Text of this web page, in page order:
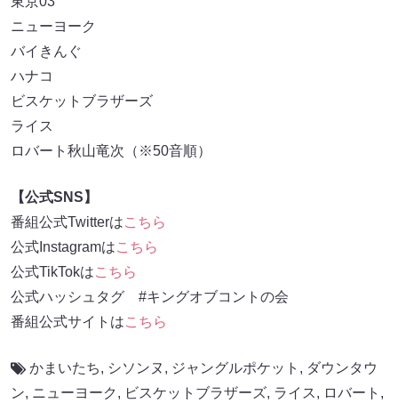
ニューヨーク
バイきんぐ
ハナコ
ビスケットブラザーズ
ライス
ロバート秋山竜次（※50音順）
【公式SNS】
番組公式Twitterはこちら
公式Instagramはこちら
公式TikTokはこちら
公式ハッシュタグ #キングオブコントの会
番組公式サイトはこちら
かまいたち, シソンヌ , ジャングルポケット , ダウンタウ
ン, ニューヨーク , ビスケットブラザーズ, ライス, ロバート ,